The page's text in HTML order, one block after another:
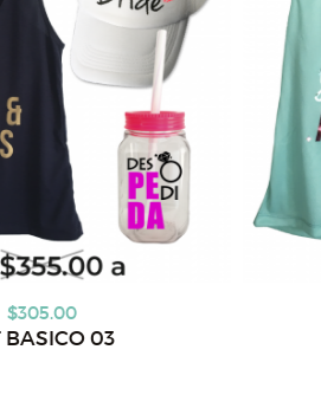
KIT BASICO 05